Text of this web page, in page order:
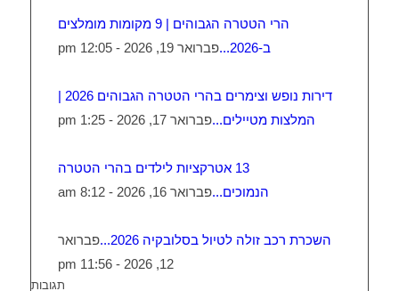
הרי הטטרה הגבוהים | 9 מקומות מומלצים
ב-2026...
פברואר 19, 2026 - 12:05 pm
דירות נופש וצימרים בהרי הטטרה הגבוהים 2026 |
המלצות מטיילים...פברואר 17, 2026 - 1:25 pm
13 אטרקציות לילדים בהרי הטטרה
הנמוכים...פברואר 16, 2026 - 8:12 am
השכרת רכב זולה לטיול בסלובקיה 2026...
פברואר
12, 2026 - 11:56 pm
תגובות